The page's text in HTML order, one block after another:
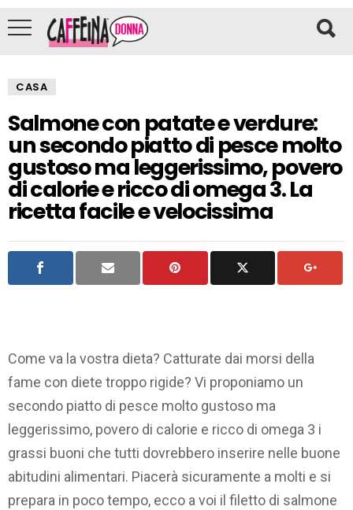
CASA
Salmone con patate e verdure:
un secondo piatto di pesce molto
gustoso ma leggerissimo, povero
di calorie e ricco di omega 3. La
ricetta facile e velocissima
Come va la vostra dieta? Catturate dai morsi della
fame con diete troppo rigide? Vi proponiamo un
secondo piatto di pesce molto gustoso ma
leggerissimo, povero di calorie e ricco di omega 3 i
grassi buoni che tutti dovrebbero inserire nelle buone
abitudini alimentari. Piacerà sicuramente a molti e si
prepara in poco tempo, ecco a voi il filetto di salmone